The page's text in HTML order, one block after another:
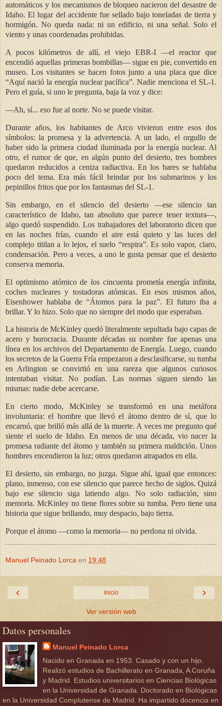
automáticos y los mecanismos de bloqueo nacieron del desastre de
Idaho. El lugar del accidente fue sellado bajo toneladas de tierra y
hormigón. No queda nada: ni un edificio, ni una señal. Solo el
viento y unas coordenadas prohibidas.
A pocos kilómetros de allí, el viejo EBR-I —el reactor que
encendió aquellas primeras bombillas— sigue en pie, convertido en
museo. Los visitantes se hacen fotos junto a una placa que dice
“Aquí nació la energía nuclear pacífica”. Nadie menciona el SL-1.
Pero el guía, si uno le pregunta, baja la voz y dice:
—Ah, sí... eso fue al norte. No se puede visitar.
Durante años, los habitantes de Arco vivieron entre esos dos
símbolos: la promesa y la advertencia. A un lado, el orgullo de
haber sido la primera ciudad iluminada por la energía nuclear. Al
otro, el rumor de que, en algún punto del desierto, tres hombres
quedaron reducidos a ceniza radiactiva. En los bares se hablaba
poco del tema. Era más fácil brindar por los submarinos y los
pepinillos fritos que por los fantasmas del SL-1.
Sin embargo, en el silencio del desierto —ese silencio tan
característico de Idaho, tan absoluto que parece tener textura—,
algo quedó suspendido. Los trabajadores del laboratorio dicen que
en las noches frías, cuando el aire está quieto y las luces del
complejo titilan a lo lejos, el suelo “respira”. Es solo vapor, claro,
condensación. Pero a veces, a uno le gusta pensar que el desierto
conserva memoria.
El optimismo atómico de los cincuenta prometía energía infinita,
coches nucleares y tostadoras atómicas. En esos mismos años,
Eisenhower hablaba de “Átomos para la paz”. El futuro iba a
brillar. Y lo hizo. Solo que no siempre del modo que esperaban.
La historia de McKinley quedó literalmente sepultada bajo capas de
acero y burocracia. Durante décadas su nombre fue apenas una
línea en los archivos del Departamento de Energía. Luego, cuando
los secretos de la Guerra Fría empezaron a desclasificarse, su tumba
en Arlington se convirtió en una rareza que algunos curiosos
intentaban visitar. No podían. Las normas siguen siendo las
mismas: nadie debe acercarse.
En cierto modo, McKinley se transformó en una metáfora
involuntaria: el hombre que llevó el átomo dentro de sí, que lo
encarnó, que brilló más allá de la muerte. A veces me pregunto qué
siente el suelo de Idaho. En menos de una década, vio nacer la
promesa radiante del átomo y también su primera maldición. Unos
hombres encendieron la luz; otros quedaron atrapados en ella.
El desierto, sin embargo, no juzga. Sigue ahí, igual que entonces:
plano, inmenso, con ese silencio que parece hecho de siglos. Quizá
bajo ese silencio siga latiendo algo. No solo radiación, sino
memoria. McKinley no tiene flores sobre su tumba. Pero tiene una
historia que sigue brillando, muy despacio, bajo tierra.
Porque el átomo —como la memoria— no perdona ni olvida.
Manuel Peinado Lorca en 19:48
‹ ›
Inicio
Ver versión web
Datos personales
Manuel Peinado Lorca
Nacido en Granada en 1953. Casado y con un hijo.
Realizó estudios de Bachillerato en Granada, A Coruña
y Madrid. Estudios universitarios en Ciencias Biológicas
en la Universidad de Granada. Doctorado en Biológicas
en la Universidad Complutense de Madrid. Ha impartido docencia en